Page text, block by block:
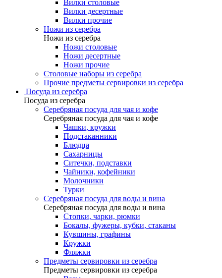
Вилки столовые
Вилки десертные
Вилки прочие
Ножи из серебра
Ножи из серебра
Ножи столовые
Ножи десертные
Ножи прочие
Столовые наборы из серебра
Прочие предметы сервировки из серебра
Посуда из серебра
Посуда из серебра
Серебряная посуда для чая и кофе
Серебряная посуда для чая и кофе
Чашки, кружки
Подстаканники
Блюдца
Сахарницы
Ситечки, подставки
Чайники, кофейники
Молочники
Турки
Серебряная посуда для воды и вина
Серебряная посуда для воды и вина
Стопки, чарки, рюмки
Бокалы, фужеры, кубки, стаканы
Кувшины, графины
Кружки
Фляжки
Предметы сервировки из серебра
Предметы сервировки из серебра